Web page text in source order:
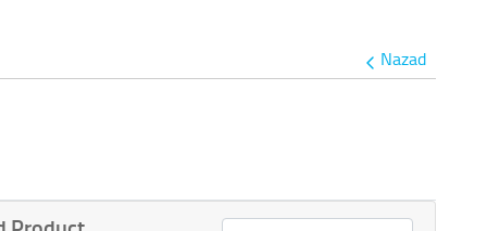
Nazad